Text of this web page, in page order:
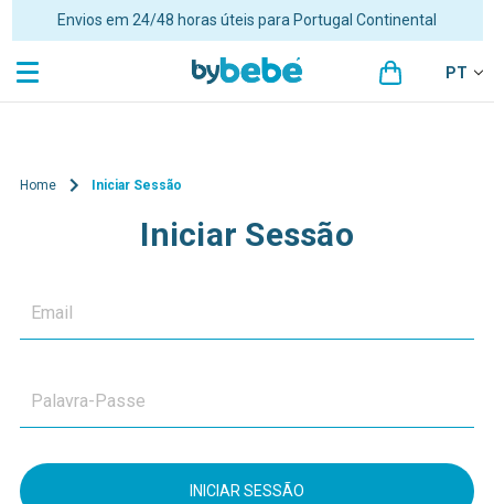
Portes grátis para encomendas superiores a 48€ para Portugal
Continental
PT
Home Iniciar Sessão
Iniciar Sessão